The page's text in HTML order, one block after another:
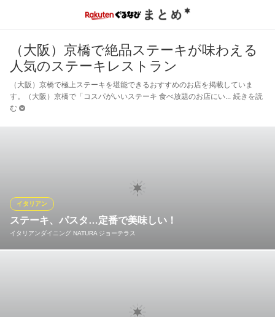
（大阪）京橋で絶品ステーキが味わえる
人気のステーキレストラン
（大阪）京橋で極上ステーキを堪能できるおすすめのお店を掲載していま
す。（大阪）京橋で「コスパがいいステーキ 食べ放題のお店にい
続きを読
む
ステーキ、パスタ…定番で美味しい！
イタリアンダイニング NATURA ジョーテラス
イタリアン
のお肉がメインなので、男性も満腹必至。名物パイッツァ、季節